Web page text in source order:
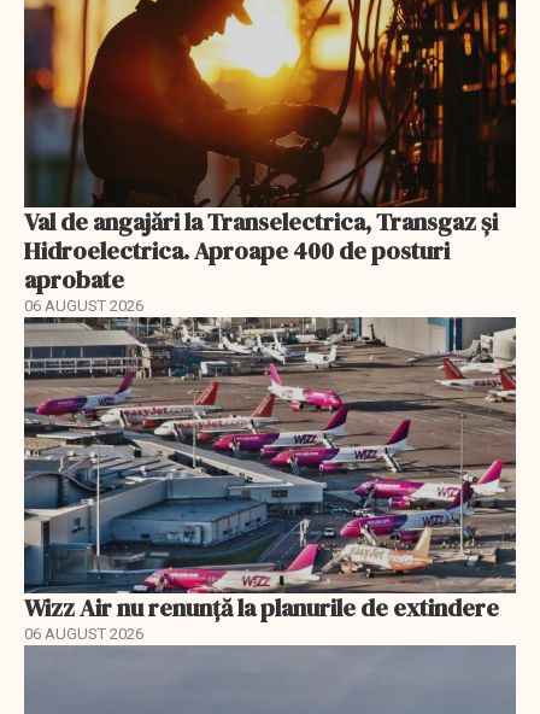
Val de angajări la Transelectrica, Transgaz și
Hidroelectrica. Aproape 400 de posturi
aprobate
06 AUGUST 2026
Wizz Air nu renunță la planurile de extindere
06 AUGUST 2026